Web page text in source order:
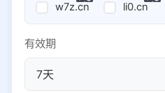
w7z.cn
li0.cn
有效期